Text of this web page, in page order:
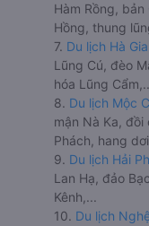
Hàm Rồng,
Hồng, thung
7. Du lịch Hà
Lũng Cú, đèo
hóa Lũng
8. Du lịch Mộc
mận Nà Ka, đồi
Phách, hang
9. Du lịch Hải
Lan Hạ, đảo
Kênh,...
10. Du lịch